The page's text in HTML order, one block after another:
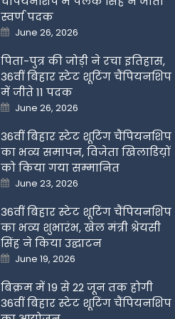
स्वर्ण पदक
Posted
on
June 26, 2026
पिता-पुत्र की जोड़ी ने रचा इतिहास,
36वीं बिहार स्टेट शूटिंग चैंपियनशिप
में जीते 11 पदक
Posted
on
June 26, 2026
36वीं बिहार स्टेट शूटिंग चैंपियनशिप
का भव्य समापन, विजेता खिलाडिय़ों
को किया गया सम्मानित
Posted
on
June 23, 2026
36वीं बिहार स्टेट शूटिंग चैंपियनशिप
का भव्य शुभारंभ, खेल मंत्री श्रेयसी
सिंह ने किया उद्घाटन
Posted
on
June 19, 2026
बिक्रम में 19 से 22 जून तक होगी
36वीं बिहार स्टेट शूटिंग चैंपियनशिप